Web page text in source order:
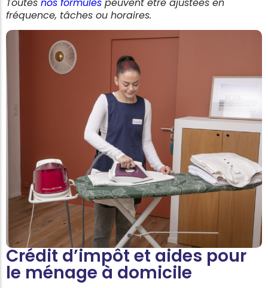
fréquence, tâches ou horaires.
Crédit d’impôt et aides pour
le ménage à domicile